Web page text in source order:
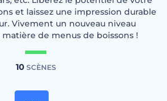
et laissez une impression durable
Vivement un nouveau niveau
de menus de boissons !
10 SCÈNES